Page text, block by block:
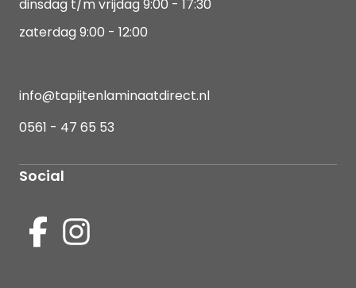
dinsdag t/m vrijdag 9:00 - 17:30
zaterdag 9:00 - 12:00
info@tapijtenlaminaatdirect.nl
0561 - 47 65 53
Social